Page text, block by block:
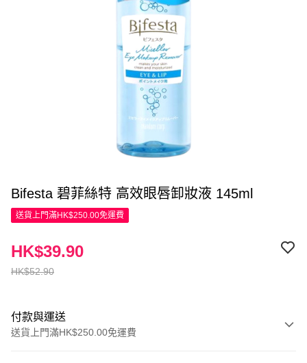
Bifesta 碧菲絲特 高效眼唇卸妝液 145ml
送貨上門滿HK$250.00免運費
HK$52.90
HK$39.90
付款與運送
送貨上門滿HK$250.00免運費